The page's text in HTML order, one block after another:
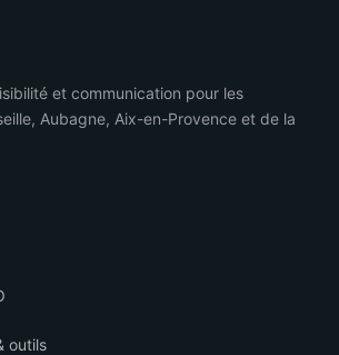
et communication pour les
Aubagne, Aix-en-Provence et de la
outils